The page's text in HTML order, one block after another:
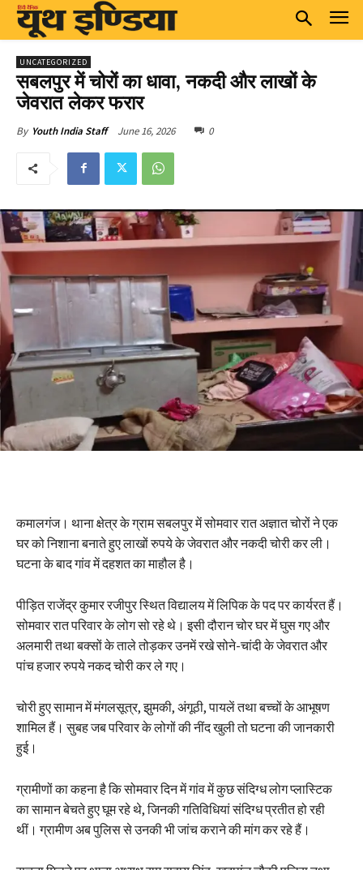
UNCATEGORIZED
सबलपुर में चोरों का धावा, नकदी और लाखों के
जेवरात लेकर फरार
By Youth India Staff June 16, 2026 0
कमालगंज। थाना क्षेत्र के ग्राम सबलपुर में सोमवार रात अज्ञात चोरों ने एक
घर को निशाना बनाते हुए लाखों रुपये के जेवरात और नकदी चोरी कर ली।
घटना के बाद गांव में दहशत का माहौल है।
पीड़ित राजेंद्र कुमार रजीपुर स्थित विद्यालय में लिपिक के पद पर कार्यरत हैं।
सोमवार रात परिवार के लोग सो रहे थे। इसी दौरान चोर घर में घुस गए और
अलमारी तथा बक्सों के ताले तोड़कर उनमें रखे सोने-चांदी के जेवरात और
पांच हजार रुपये नकद चोरी कर ले गए।
चोरी हुए सामान में मंगलसूत्र, झुमकी, अंगूठी, पायलें तथा बच्चों के आभूषण
शामिल हैं। सुबह जब परिवार के लोगों की नींद खुली तो घटना की जानकारी
हुई।
ग्रामीणों का कहना है कि सोमवार दिन में गांव में कुछ संदिग्ध लोग प्लास्टिक
का सामान बेचते हुए घूम रहे थे, जिनकी गतिविधियां संदिग्ध प्रतीत हो रही
थीं। ग्रामीण अब पुलिस से उनकी भी जांच कराने की मांग कर रहे हैं।